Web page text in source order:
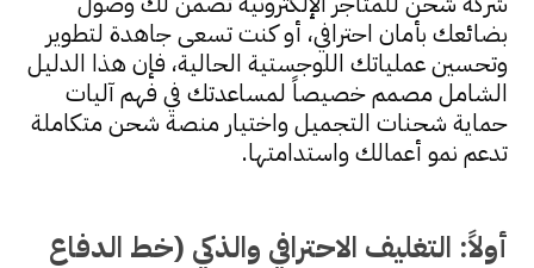
بضائعك بأمان احترافي، أو كنت تسعى جاهدة لتطوير
وتحسين عملياتك اللوجستية الحالية، فإن هذا الدليل
الشامل مصمم خصيصاً لمساعدتك في فهم آليات
حماية شحنات التجميل واختيار منصة شحن متكاملة
تدعم نمو أعمالك واستدامتها.
أولاً: التغليف الاحترافي والذكي (خط الدفاع